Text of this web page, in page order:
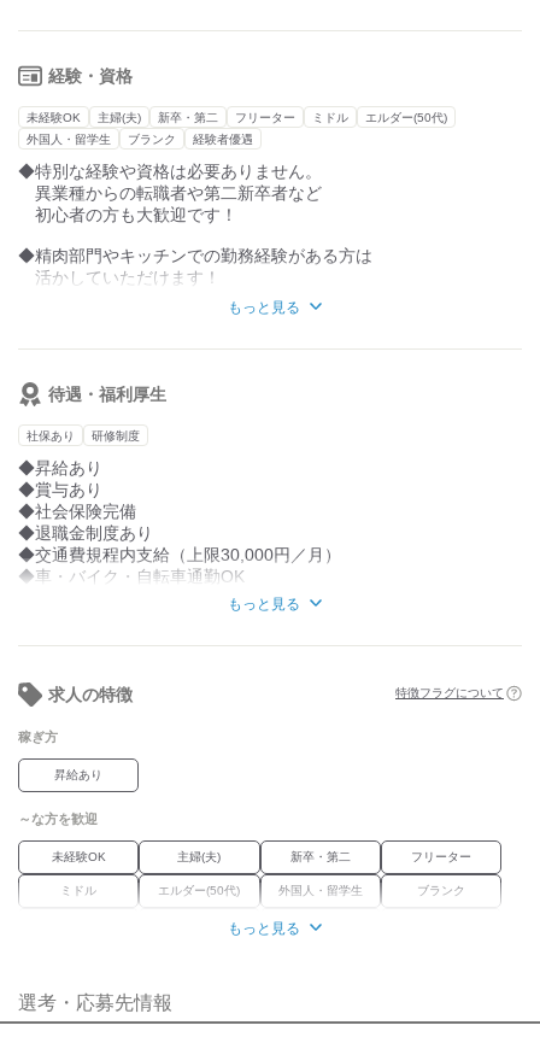
出来る部分から担当していただきます。
業務を覚えて、成長することが出来ます。
季節に関係なく快適に過ごせる職場環境です。
・アルバイト、パートスタッフの
★まずはパック詰めなど技術がなくても
出来る部分から始めます。
OJTを通した丁寧な研修で着実に成長出来ます。
★日々の業務で経験を積み上げ、将来的には
精肉のスぺシャリストとしてバイヤーの道も
マネジメント能力を活かして精肉部門の責任者の道も
経験・資格
未経験OK 主婦(夫) 新卒・第二 フリーター ミドル
エルダー(50代)
外国人・留学生
ブランク 経験者優遇
◆特別な経験や資格は必要ありません。
異業種からの転職者や第二新卒者など
初心者の方も大歓迎です！
◆精肉部門やキッチンでの勤務経験がある方は
活かしていただけます！
※アルバイトの経験も評価します。
◆あなたの日々の頑張りが地域の方々の食卓を彩り
”美味しい”という笑顔に繋がります。
もっと見る
待遇・福利厚生
社保あり 研修制度
◆昇給あり
◆賞与あり
◆社会保険完備
◆退職金制度あり
◆交通費規程内支給（上限30,000円／月）
◆車・バイク・自転車通勤OK
◆住宅手当
◆店内禁煙（屋外に喫煙所あり）
もっと見る
求人の特徴 特徴フラグについて
稼ぎ方
昇給あり
～な方を歓迎
未経験OK 主婦(夫) 新卒・第二 フリーター
ミドル エルダー(50代) 外国人・留学生 ブランク
資格習得
職場環境
もっと見る
選考・応募先情報